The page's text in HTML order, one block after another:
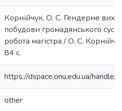
Корнійчук, О. С. Гендерне
побудови громадянського
робота магістра / О. С.
84 с.
https://dspace.onu.edu.ua/
other